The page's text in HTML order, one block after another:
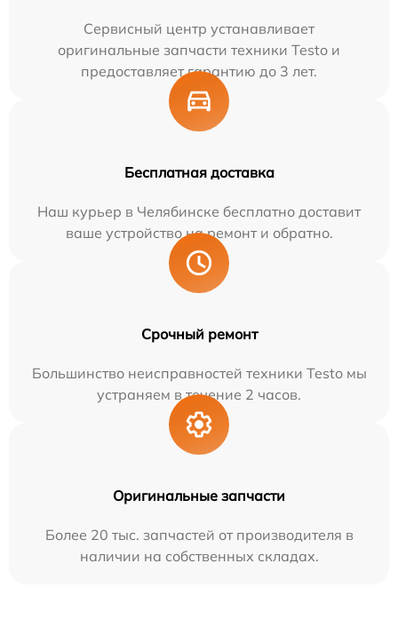
Сервисный центр устанавливает
оригинальные запчасти техники Testo и
предоставляет гарантию до 3 лет.
Бесплатная доставка
Наш курьер в Челябинске бесплатно доставит
ваше устройство на ремонт и обратно.
Срочный ремонт
Большинство неисправностей техники Testo мы
устраняем в течение 2 часов.
Оригинальные запчасти
Более 20 тыс. запчастей от производителя в
наличии на собственных складах.